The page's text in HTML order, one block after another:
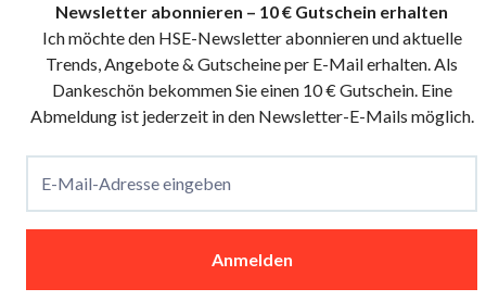
Newsletter abonnieren – 10 € Gutschein erhalten
Ich möchte den HSE-Newsletter abonnieren und aktuelle
Trends, Angebote & Gutscheine per E-Mail erhalten. Als
Dankeschön bekommen Sie einen 10 € Gutschein. Eine
Abmeldung ist jederzeit in den Newsletter-E-Mails möglich.
E-Mail-Adresse eingeben
Anmelden